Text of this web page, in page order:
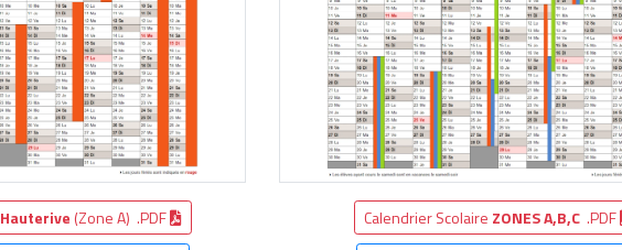
Hauterive (Zone A) .PDF
Calendrier Scolaire ZONES A,B,C .PDF